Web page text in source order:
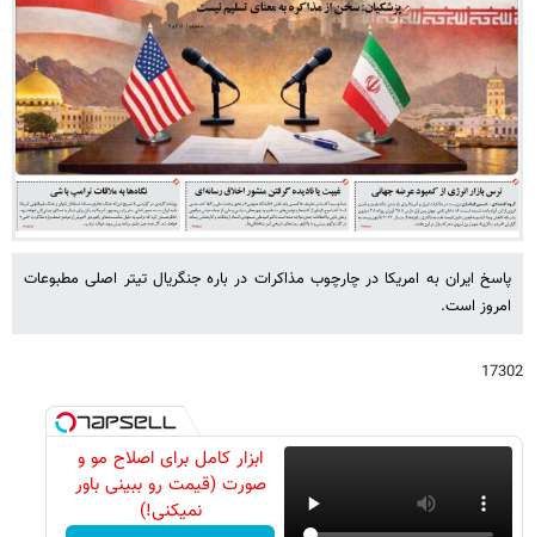
پاسخ ایران به امریکا در چارچوب مذاکرات در باره جنگریال تیتر اصلی مطبوعات
امروز است.
17302
ابزار کامل برای اصلاح مو و
صورت (قیمت رو ببینی باور
نمیکنی!)